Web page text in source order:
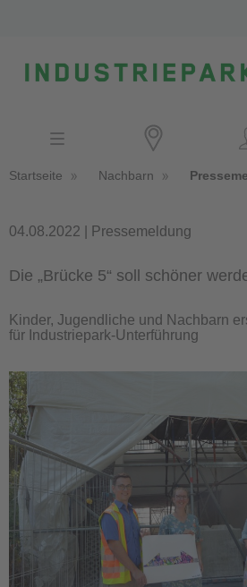
IPH-Mitarbeiter
Nachbarn
Anfahrt
Startseite Nachbarn
04.08.2022 | Pressemeldung
Die „Brücke 5“ soll schöner
Kinder, Jugendliche und Nachbarn
für Industriepark-Unterführung